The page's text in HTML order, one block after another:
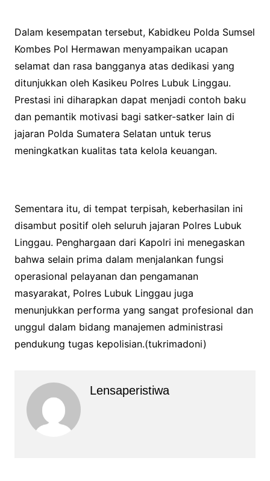
Dalam kesempatan tersebut, Kabidkeu Polda Sumsel
Kombes Pol Hermawan menyampaikan ucapan
selamat dan rasa bangganya atas dedikasi yang
ditunjukkan oleh Kasikeu Polres Lubuk Linggau.
Prestasi ini diharapkan dapat menjadi contoh baku
dan pemantik motivasi bagi satker-satker lain di
jajaran Polda Sumatera Selatan untuk terus
meningkatkan kualitas tata kelola keuangan.
Sementara itu, di tempat terpisah, keberhasilan ini
disambut positif oleh seluruh jajaran Polres Lubuk
Linggau. Penghargaan dari Kapolri ini menegaskan
bahwa selain prima dalam menjalankan fungsi
operasional pelayanan dan pengamanan
masyarakat, Polres Lubuk Linggau juga
menunjukkan performa yang sangat profesional dan
unggul dalam bidang manajemen administrasi
pendukung tugas kepolisian.(tukrimadoni)
Lensaperistiwa